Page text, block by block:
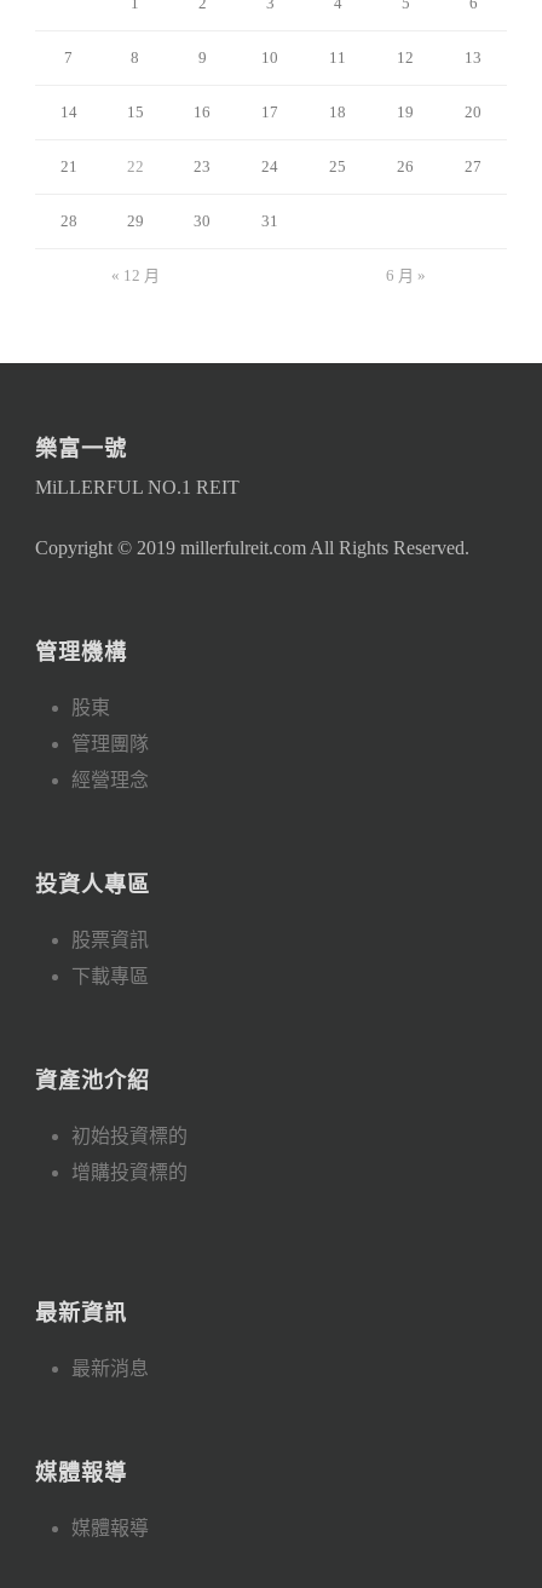
« 12 月 6 月 »
7 8 9 10 11 12 13
14 15 16 17 18 19 20
21 22 23 24 25 26 27
28 29 30 31
樂富一號
MiLLERFUL NO.1 REIT
Copyright © 2019 millerfulreit.com All Rights Reserved.
管理機構
股東
管理團隊
經營理念
投資人專區
股票資訊
下載專區
資產池介紹
初始投資標的
增購投資標的
最新資訊
最新消息
媒體報導
媒體報導